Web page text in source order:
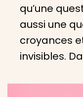
qu’une
aussi une
croyances
invisibles.